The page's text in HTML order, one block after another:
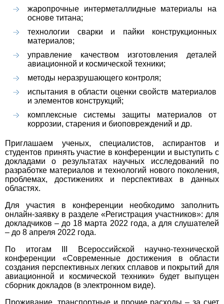
жаропрочные интерметаллидные материалы на
основе титана;
технологии сварки и пайки конструкционных
материалов;
управление качеством изготовления деталей
авиационной и космической техники;
методы неразрушающего контроля;
испытания в области оценки свойств материалов
и элементов конструкций;
комплексные системы защиты материалов от
коррозии, старения и биоповреждений и др.
Приглашаем ученых, специалистов, аспирантов и
студентов принять участие в конференции и выступить с
докладами о результатах научных исследований по
разработке материалов и технологий нового поколения,
проблемах, достижениях и перспективах в данных
областях.
Для участия в конференции необходимо заполнить
онлайн-заявку в разделе «Регистрация участников»: для
докладчиков – до 18 марта 2022 года, а для слушателей
– до 8 апреля 2022 года.
По итогам III Всероссийской научно-технической
конференции «Современные достижения в области
создания перспективных легких сплавов и покрытий для
авиационной и космической техники» будет выпущен
сборник докладов (в электронном виде).